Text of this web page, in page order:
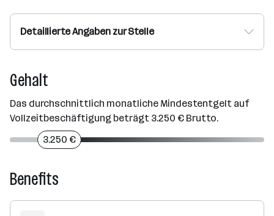
Detaillierte Angaben zur Stelle
Gehalt
Das durchschnittlich monatliche Mindestentgelt auf
Vollzeitbeschäftigung beträgt 3.250 € Brutto.
3.250 €
Benefits